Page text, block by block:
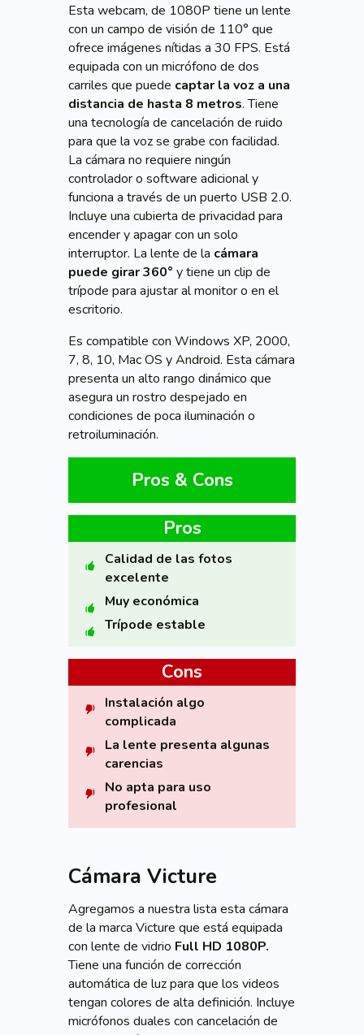
Esta webcam, de 1080P tiene un lente
con un campo de visión de 110° que
ofrece imágenes nítidas a 30 FPS. Está
equipada con un micrófono de dos
carriles que puede captar la voz a una
distancia de hasta 8 metros. Tiene
una tecnología de cancelación de ruido
para que la voz se grabe con facilidad.
La cámara no requiere ningún
controlador o software adicional y
funciona a través de un puerto USB 2.0.
Incluye una cubierta de privacidad para
encender y apagar con un solo
interruptor. La lente de la cámara
puede girar 360° y tiene un clip de
trípode para ajustar al monitor o en el
escritorio.
Es compatible con Windows XP, 2000,
7, 8, 10, Mac OS y Android. Esta cámara
presenta un alto rango dinámico que
asegura un rostro despejado en
condiciones de poca iluminación o
retroiluminación.
Pros & Cons
Pros
Calidad de las fotos
excelente
Muy económica
Trípode estable
Cons
Instalación algo
complicada
La lente presenta algunas
carencias
No apta para uso
profesional
Cámara Victure
Agregamos a nuestra lista esta cámara
de la marca Victure que está equipada
con lente de vidrio Full HD 1080P.
Tiene una función de corrección
automática de luz para que los videos
tengan colores de alta definición. Incluye
micrófonos duales con cancelación de